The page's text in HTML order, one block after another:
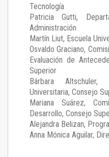
Tecnología
Patricia Gutti,
Administración
Martín Liut, Escuela
Osvaldo Graciano,
Evaluación de
Superior
Bárbara Altschuler,
Universitaria, Consejo
Mariana Suárez,
Desarrollo, Consejo
Alejandra Belizan,
Anna Mónica Aguilar,